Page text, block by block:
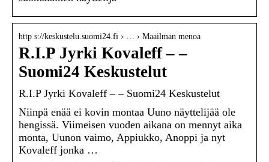
http s://keskustelu.suomi24.fi › … › Maailman menoa
R.I.P Jyrki Kovaleff – –
Suomi24 Keskustelut
R.I.P Jyrki Kovaleff – – Suomi24 Keskustelut
Niinpä enää ei kovin montaa Uuno näyttelijää ole
hengissä. Viimeisen vuoden aikana on mennyt aika
monta, Uunon vaimo, Appiukko, Anoppi ja nyt
Kovaleff jonka …